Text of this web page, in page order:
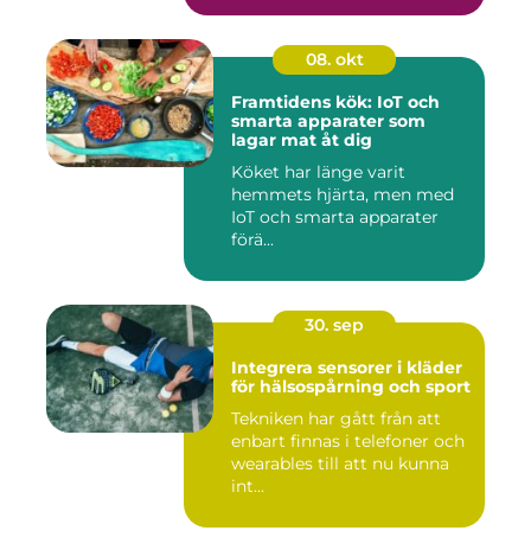
08. okt
Framtidens kök: IoT och
smarta apparater som
lagar mat åt dig
Köket har länge varit
hemmets hjärta, men med
IoT och smarta apparater
förä...
30. sep
Integrera sensorer i kläder
för hälsospårning och sport
Tekniken har gått från att
enbart finnas i telefoner och
wearables till att nu kunna
int...